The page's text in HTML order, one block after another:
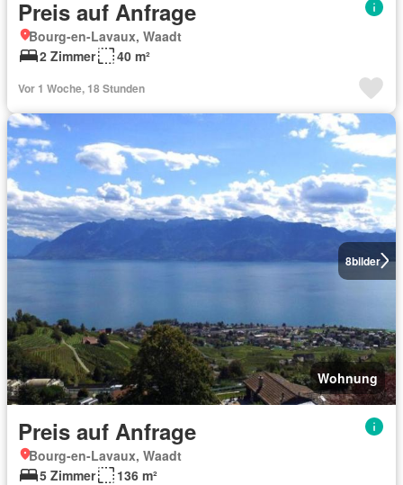
Preis auf Anfrage
Bourg-en-Lavaux, Waadt
2 Zimmer
40 m²
Vor 1 Woche, 18 Stunden
8bilder
Wohnung
Preis auf Anfrage
Bourg-en-Lavaux, Waadt
5 Zimmer
136 m²